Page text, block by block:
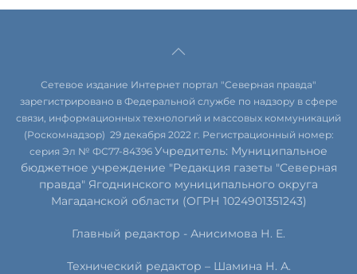
Сетевое издание Интернет портал "Северная правда"
зарегистрировано в Федеральной службе по надзору в сфере
связи, информационных технологий и массовых коммуникаций
(Роскомнадзор) 29 декабря 2022 г. Регистрационный номер:
серия Эл № ФС77-84396 Учредитель: Муниципальное
бюджетное учреждение "Редакция газеты "Северная
правда" Ягоднинского муниципального округа
Магаданской области (ОГРН 1024901351243)
Главный редактор - Анисимова Н. Е.
Технический редактор – Шамина Н. А.